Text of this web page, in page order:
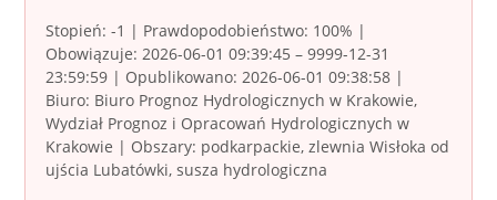
Stopień: -1 | Prawdopodobieństwo: 100% |
Obowiązuje: 2026-06-01 09:39:45 – 9999-12-31
23:59:59 | Opublikowano: 2026-06-01 09:38:58 |
Biuro: Biuro Prognoz Hydrologicznych w Krakowie,
Wydział Prognoz i Opracowań Hydrologicznych w
Krakowie | Obszary: podkarpackie, zlewnia Wisłoka od
ujścia Lubatówki, susza hydrologiczna